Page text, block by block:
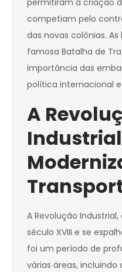
permitiram a criação
competiam pelo
das novas colônias.
famosa Batalha de
importância das
política internacional
A
A Revolução
século XVIII e se
foi um período de
várias áreas,